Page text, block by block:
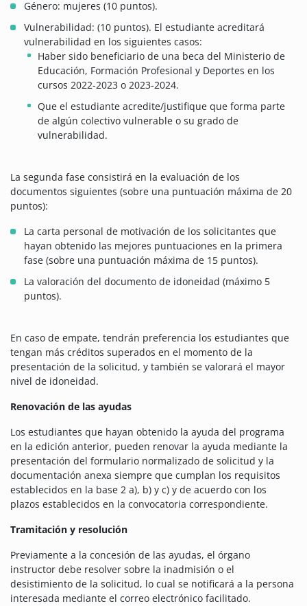
Género: mujeres (10 puntos).
Vulnerabilidad: (10 puntos). El estudiante acreditará
vulnerabilidad en los siguientes casos:
Haber sido beneficiario de una beca del Ministerio de
Educación, Formación Profesional y Deportes en los
cursos 2022-2023 o 2023-2024.
Que el estudiante acredite/justifique que forma parte
de algún colectivo vulnerable o su grado de
vulnerabilidad.
La segunda fase consistirá en la evaluación de los
documentos siguientes (sobre una puntuación máxima de 20
puntos):
La carta personal de motivación de los solicitantes que
hayan obtenido las mejores puntuaciones en la primera
fase (sobre una puntuación máxima de 15 puntos).
La valoración del documento de idoneidad (máximo 5
puntos).
En caso de empate, tendrán preferencia los estudiantes que
tengan más créditos superados en el momento de la
presentación de la solicitud, y también se valorará el mayor
nivel de idoneidad.
Renovación de las ayudas
Los estudiantes que hayan obtenido la ayuda del programa
en la edición anterior, pueden renovar la ayuda mediante la
presentación del formulario normalizado de solicitud y la
documentación anexa siempre que cumplan los requisitos
establecidos en la base 2 a), b) y c) y de acuerdo con los
plazos establecidos en la convocatoria correspondiente.
Tramitación y resolución
Previamente a la concesión de las ayudas, el órgano
instructor debe resolver sobre la inadmisión o el
desistimiento de la solicitud, lo cual se notificará a la persona
interesada mediante el correo electrónico facilitado.